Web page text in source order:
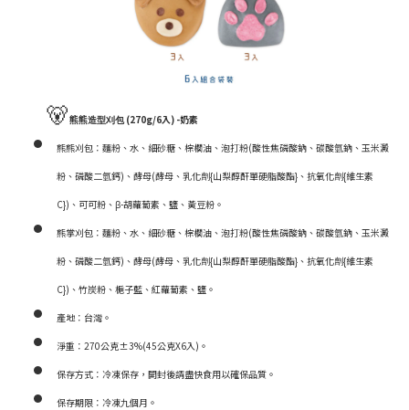
🐻熊熊造型刈包 (270g/6入) -奶素
熊熊刈包：麵粉、水、細砂糖、棕櫚油、泡打粉(酸性焦磷酸鈉、碳酸氫鈉、玉米澱
粉、磷酸二氫鈣)、酵母(酵母、乳化劑{山梨醇酐單硬脂酸酯}、抗氧化劑{維生素
C})、可可粉、β-胡蘿蔔素、鹽、黃豆粉。
熊掌刈包：麵粉、水、細砂糖、棕櫚油、泡打粉(酸性焦磷酸鈉、碳酸氫鈉、玉米澱
粉、磷酸二氫鈣)、酵母(酵母、乳化劑{山梨醇酐單硬脂酸酯}、抗氧化劑{維生素
C})、竹炭粉、梔子藍、紅蘿蔔素、鹽。
產地：台灣。
淨重： 270公克±3%(45公克X6入) 。
保存方式：冷凍保存，開封後請盡快食用以確保品質。
保存期限：冷凍九個月。